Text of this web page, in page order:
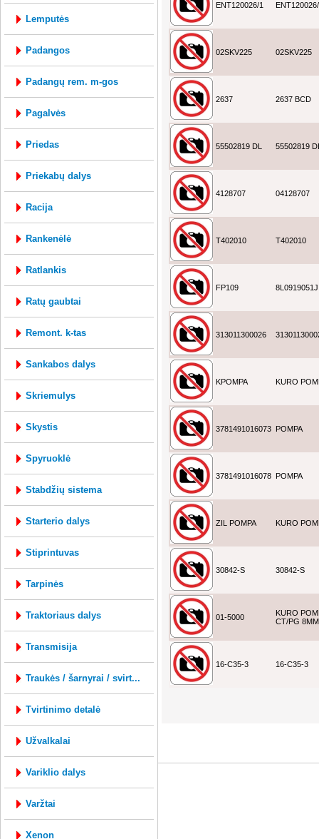
lemputės
padangos
padangų rem. m-gos
pagalvės
priedas
priekabų dalys
racija
rankenėlė
ratlankis
ratų gaubtai
remont. k-tas
sankabos dalys
skriemulys
skystis
spyruoklė
stabdžių sistema
starterio dalys
stiprintuvas
tarpinės
traktoriaus dalys
transmisija
traukės / šarnyrai / svirt...
tvirtinimo detalė
užvalkalai
variklio dalys
varžtai
xenon
ENT120026/1
02SKV225 02SKV225
2637 2637 BCD
55502819 DL 55502819
4128707 04128707
T402010 T402010
FP109 8L0919051J
313011300026
KPOMPA KURO
3781491016073 POMPA
3781491016078 POMPA
ZIL POMPA KURO
30842-S 30842-S
01-5000
KURO
CT/PG 8MM
16-C35-3 16-C35-3